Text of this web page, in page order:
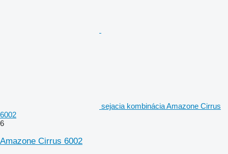
sejacia kombinácia Amazone Cirrus
6002
6
Amazone Cirrus 6002